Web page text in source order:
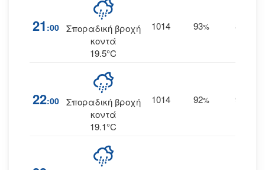
21 :00 Σποραδική βροχή
κοντά
19.5°C
1014 93% 8
22:00 Σποραδική βροχή
κοντά
19.1°C
1014 92% 9